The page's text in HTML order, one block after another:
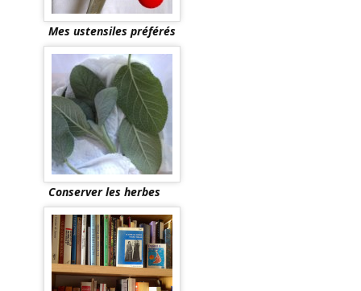
Mes ustensiles préférés
Conserver les herbes